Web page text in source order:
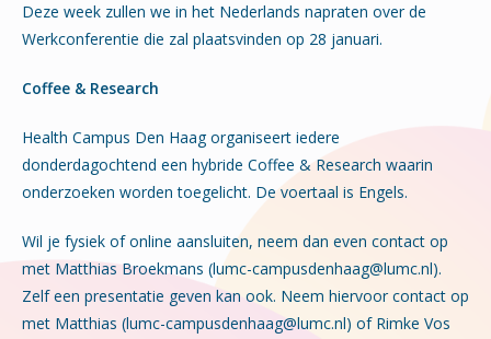
Deze week zullen we in het Nederlands napraten over de
Werkconferentie die zal plaatsvinden op 28 januari.
Coffee & Research
Health Campus Den Haag organiseert iedere
donderdagochtend een hybride Coffee & Research waarin
onderzoeken worden toegelicht. De voertaal is Engels.
Wil je fysiek of online aansluiten, neem dan even contact op
met Matthias Broekmans (lumc-campusdenhaag@lumc.nl).
Zelf een presentatie geven kan ook. Neem hiervoor contact op
met Matthias (lumc-campusdenhaag@lumc.nl) of Rimke Vos